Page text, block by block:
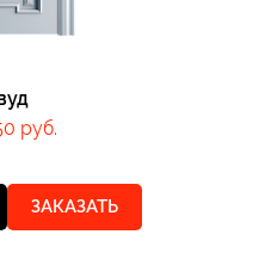
руб.
ЗАКАЗАТЬ